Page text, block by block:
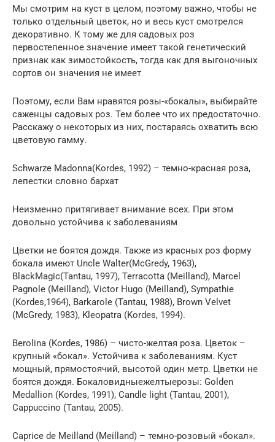
Мы смотрим на куст в целом, поэтому важно, чтобы не
только отдельный цветок, но и весь куст смотрелся
декоративно. К тому же для садовых роз
первостепенное значение имеет такой генетический
признак как зимостойкость, тогда как для выгоночных
сортов он значения не имеет
Поэтому, если Вам нравятся розы-«бокалы», выбирайте
саженцы садовых роз. Тем более что их предостаточно.
Расскажу о некоторых из них, постараясь охватить всю
цветовую гамму.
Schwarze Madonna(Kordes, 1992) – темно-красная роза,
лепестки словно бархат
Неизменно притягивает внимание всех. При этом
довольно устойчива к заболеваниям
Цветки не боятся дождя. Также из красных роз форму
бокала имеют Uncle Walter(McGredy, 1963),
BlackMagic(Tantau, 1997), Terracotta (Meilland), Marcel
Pagnole (Meilland), Victor Hugo (Meilland), Sympathie
(Kordes,1964), Barkarole (Tantau, 1988), Brown Velvet
(McGredy, 1983), Kleopatra (Kordes, 1994).
Berolina (Kordes, 1986) – чисто-желтая роза. Цветок –
крупный «бокал». Устойчива к заболеваниям. Куст
мощный, прямостоячий, высотой один метр. Цветки не
боятся дождя. Бокаловидныежелтыерозы: Golden
Medallion (Kordes, 1991), Candle light (Tantau, 2001),
Cappuccino (Tantau, 2005).
Caprice de Meilland (Meilland) – темно-розовый «бокал».